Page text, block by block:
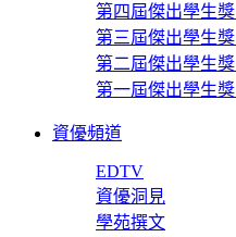
第四屆傑出學生獎
第三屆傑出學生獎
第二屆傑出學生獎
第一屆傑出學生獎
資優頻道
EDTV
資優洞見
學苑撰文